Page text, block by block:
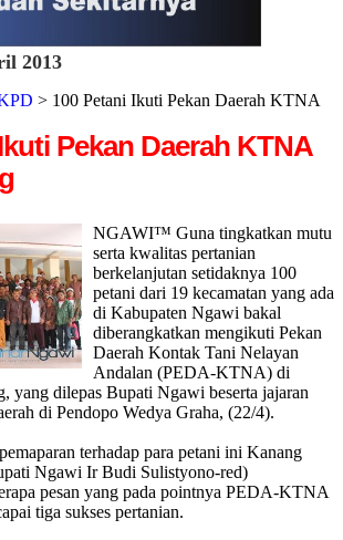
2013
> 100 Petani Ikuti Pekan Daerah KTNA
Pekan Daerah KTNA
NGAWI™ Guna tingkatkan mutu
serta kwalitas pertanian
berkelanjutan setidaknya 100
petani dari 19 kecamatan yang ada
di Kabupaten Ngawi bakal
diberangkatkan mengikuti Pekan
Daerah Kontak Tani Nelayan
Andalan (PEDA-KTNA) di
yang dilepas Bupati Ngawi beserta jajaran
di Pendopo Wedya Graha, (22/4).
terhadap para petani ini Kanang
Ngawi Ir Budi Sulistyono-red)
pesan yang pada pointnya PEDA-KTNA
tiga sukses pertanian.